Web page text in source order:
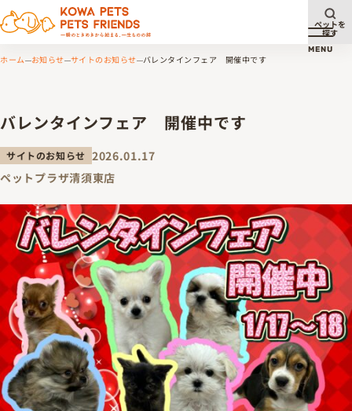
メニ
MENU
ペットを
探す
ホーム お知らせ サイトのお知らせ バレンタインフェア 開催中です
バレンタインフェア 開催中です
サイトのお知らせ 2026.01.17
ペットプラザ清須東店